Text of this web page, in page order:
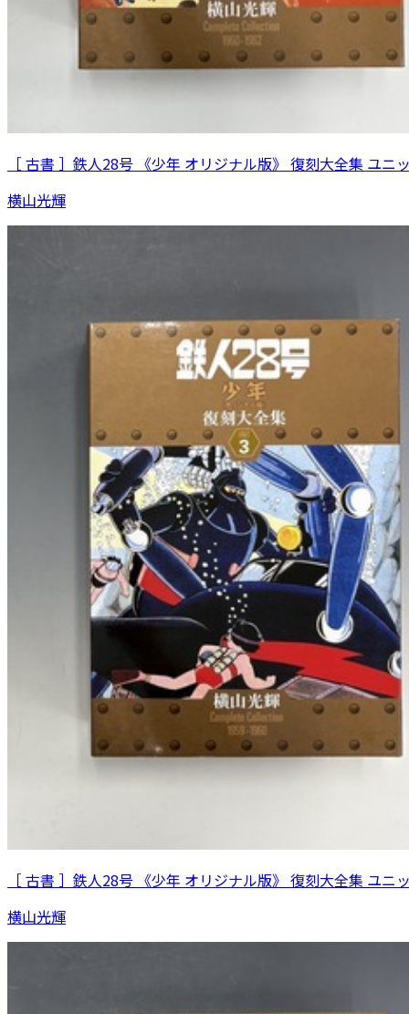
［ 古書 ］鉄人28号 《少年 オリジナル版》 復刻大全集 ユニ
横山光輝
［ 古書 ］鉄人28号 《少年 オリジナル版》 復刻大全集 ユニ
横山光輝